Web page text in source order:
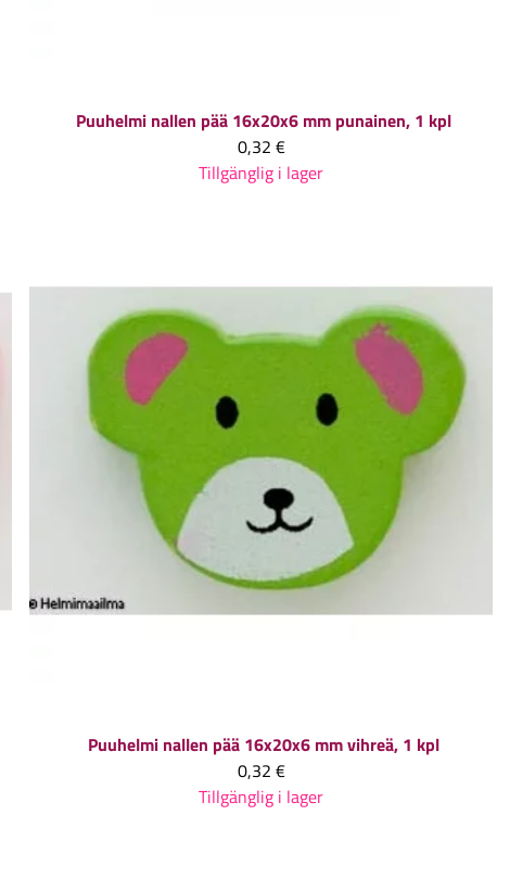
Puuhelmi nallen pää 16x20x6 mm punainen, 1 kpl
0,32 €
Tillgänglig i lager
Puuhelmi nallen pää 16x20x6 mm vihreä, 1 kpl
0,32 €
Tillgänglig i lager